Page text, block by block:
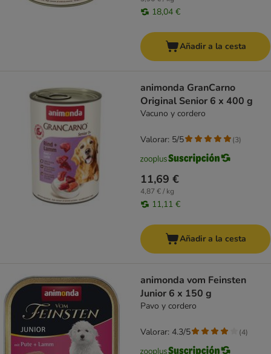
18,04 €
Añadir a la cesta
animonda GranCarno
Original Senior 6 x 400 g
Vacuno y cordero
11,69 €
4,87 € / kg
11,11 €
Valorar: 5/5 (3)
Añadir a la cesta
animonda vom Feinsten
Junior 6 x 150 g
Pavo y cordero
Valorar: 4.3/5 (4)